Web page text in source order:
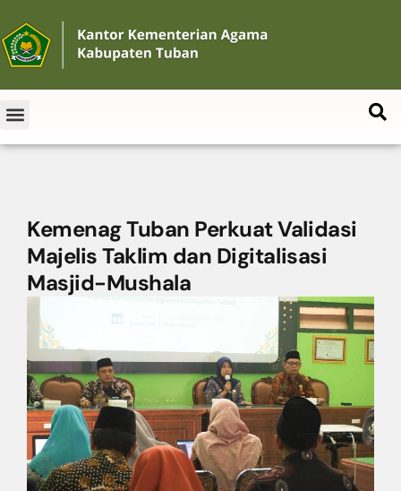
Kemenag Tuban Perkuat Validasi
Majelis Taklim dan Digitalisasi
Masjid-Mushala